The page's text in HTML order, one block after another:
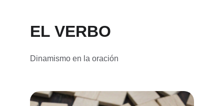
EL VERBO
Dinamismo en la oración